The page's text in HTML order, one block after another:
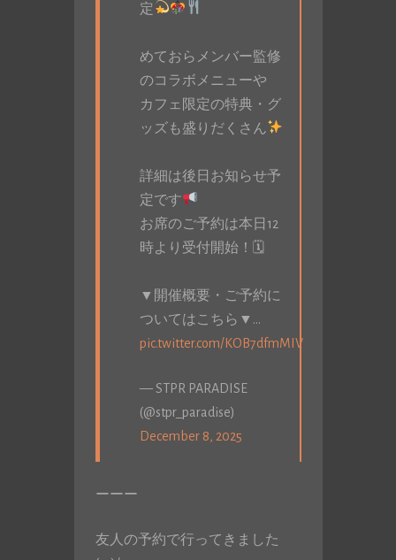
定
めておらメンバー監修
のコラボメニューや
カフェ限定の特典・グ
ッズも盛りだくさん
詳細は後日お知らせ予
定です
お席のご予約は本日12
時より受付開始！🗓
▼開催概要・ご予約に
ついてはこちら▼…
pic.twitter.com/KOB7dfmMIV
— STPR PARADISE
(@stpr_paradise)
December 8, 2025
ーーー
友人の予約で行ってきました